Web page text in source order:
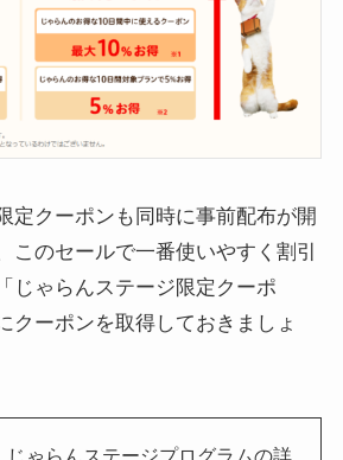
定クーポンも同時に事前配布が開
このセールで一番使いやすく割引
じゃらんステージ限定クーポ
クーポンを取得しておきましょ
じゃらんステージプログラムの詳